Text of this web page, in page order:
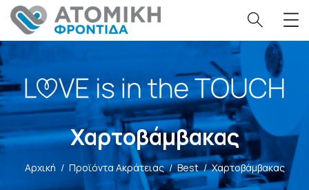
Χαρτοβάμβακας
Αρχική / Προϊόντα Ακράτειας /Best /Χαρτοβάμβακας